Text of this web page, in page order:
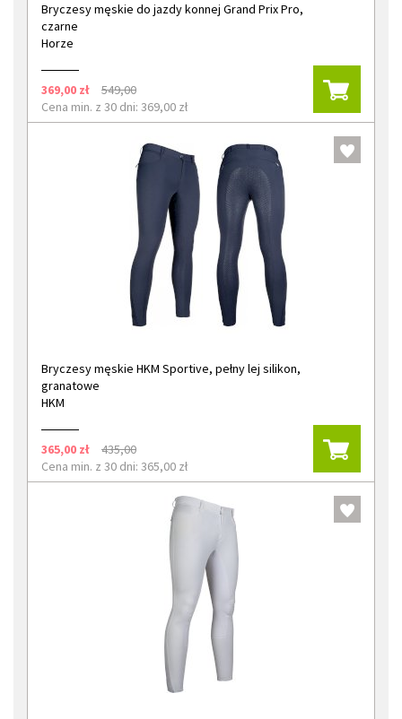
Bryczesy męskie do jazdy konnej Grand Prix Pro,
czarne
Horze
369,00 zł
549,00
Cena min. z 30 dni: 369,00 zł
Bryczesy męskie HKM Sportive, pełny lej silikon,
granatowe
HKM
365,00 zł
435,00
Cena min. z 30 dni: 365,00 zł